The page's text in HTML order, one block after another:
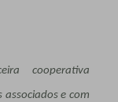
cooperativa
e com